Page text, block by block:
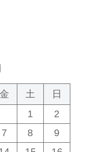
金 土
日
1
2
7 8
9